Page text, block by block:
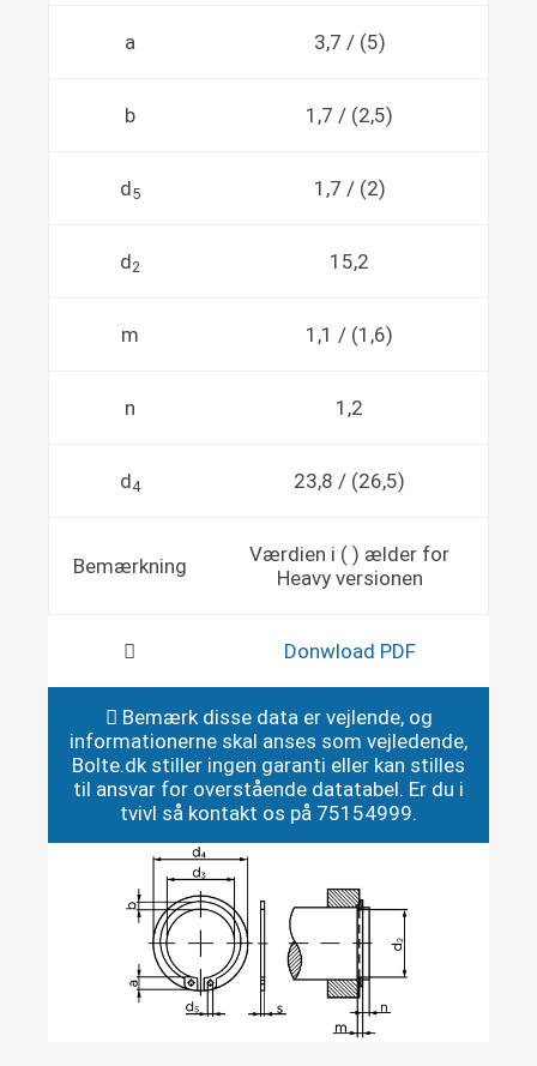
a 3,7 / (5)
b 1,7 / (2,5)
d5 1,7 / (2)
d2 15,2
m 1,1 / (1,6)
n 1,2
d4 23,8 / (26,5)
Bemærkning
Værdien i ( ) ælder for
Heavy versionen
Donwload PDF
Bemærk disse data er vejlende, og
informationerne skal anses som vejledende,
Bolte.dk stiller ingen garanti eller kan stilles
til ansvar for overstående datatabel. Er du i
tvivl så kontakt os på 75154999.